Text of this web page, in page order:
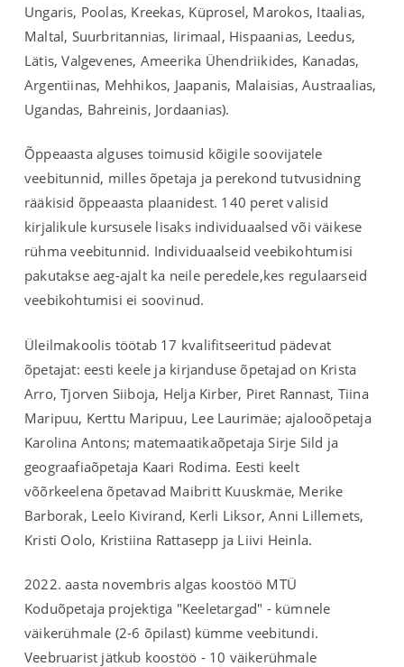
Ungaris, Poolas, Kreekas, Küprosel, Marokos, Itaalias,
Maltal, Suurbritannias, Iirimaal, Hispaanias, Leedus,
Lätis, Valgevenes, Ameerika Ühendriikides, Kanadas,
Argentiinas, Mehhikos, Jaapanis, Malaisias, Austraalias,
Ugandas, Bahreinis, Jordaanias).
Õppeaasta alguses toimusid kõigile soovijatele
veebitunnid, milles õpetaja ja perekond tutvusidning
rääkisid õppeaasta plaanidest. 140 peret valisid
kirjalikule kursusele lisaks individuaalsed või väikese
rühma veebitunnid. Individuaalseid veebikohtumisi
pakutakse aeg-ajalt ka neile peredele,kes regulaarseid
veebikohtumisi ei soovinud.
Üleilmakoolis töötab 17 kvalifitseeritud pädevat
õpetajat: eesti keele ja kirjanduse õpetajad on Krista
Arro, Tjorven Siiboja, Helja Kirber, Piret Rannast, Tiina
Maripuu, Kerttu Maripuu, Lee Laurimäe; ajalooõpetaja
Karolina Antons; matemaatikaõpetaja Sirje Sild ja
geograafiaõpetaja Kaari Rodima. Eesti keelt
võõrkeelena õpetavad Maibritt Kuuskmäe, Merike
Barborak, Leelo Kivirand, Kerli Liksor, Anni Lillemets,
Kristi Oolo, Kristiina Rattasepp ja Liivi Heinla.
2022. aasta novembris algas koostöö MTÜ
Koduõpetaja projektiga "Keeletargad" - kümnele
väikerühmale (2-6 õpilast) kümme veebitundi.
Veebruarist jätkub koostöö - 10 väikerühmale